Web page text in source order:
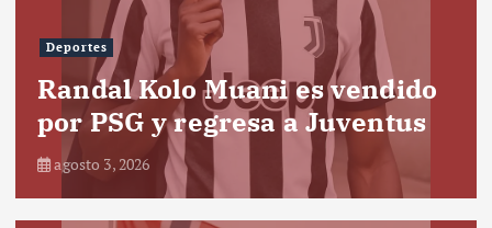
Deportes
Randal Kolo Muani es vendido
por PSG y regresa a Juventus
agosto 3, 2026